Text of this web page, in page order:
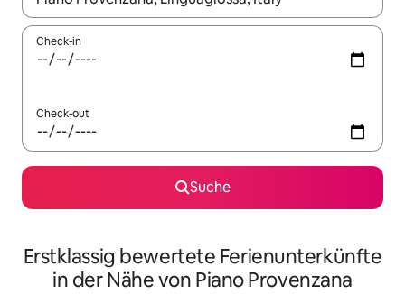
Check-in
Check-out
Suche
Erstklassig bewertete Ferienunterkünfte
in der Nähe von Piano Provenzana